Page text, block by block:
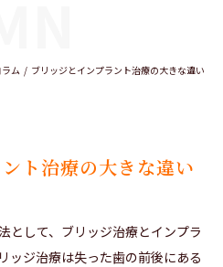
ム ブリッジとインプラント治療の大きな違い
ト治療の大きな違い
として、ブリッジ治療とインプラ
ッジ治療は失った歯の前後にある